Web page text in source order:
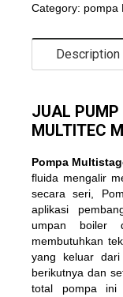
Category: pompa
Description
JUAL PUMP
MULTITEC
Pompa
fluida mengalir
secara seri,
aplikasi
umpan boiler
membutuhkan
yang keluar
berikutnya dan
total pompa ini